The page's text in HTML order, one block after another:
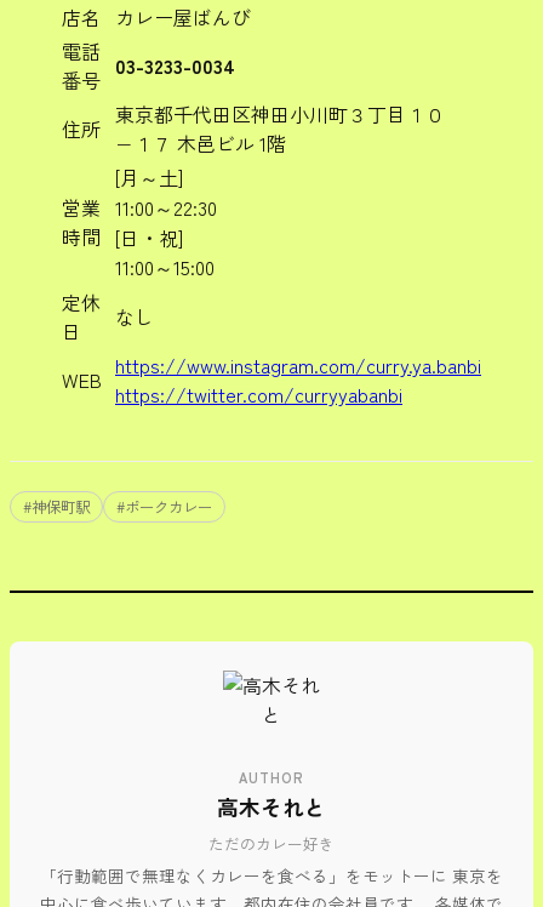
店名
カレー屋ばんび
電話
番号 03-3233-0034
住所 東京都千代田区神田小川町３丁目１０
−１７ 木邑ビル 1階
営業
時間
[月～土]
11:00～22:30
[日・祝]
11:00～15:00
定休
日
なし
WEB https://www.instagram.com/curry.ya.banbi
https://twitter.com/curryyabanbi
#神保町駅 #ポークカレー
AUTHOR
高木それと
ただのカレー好き
「行動範囲で無理なくカレーを食べる」をモットーに 東京を